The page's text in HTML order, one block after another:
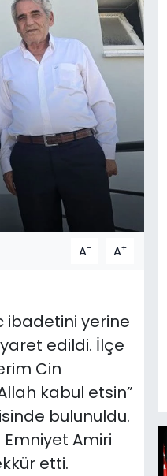
A- A+
ibadetini yerine
edildi. İlçe
Cin
kabul etsin”
bulunuldu.
Amiri
etti.